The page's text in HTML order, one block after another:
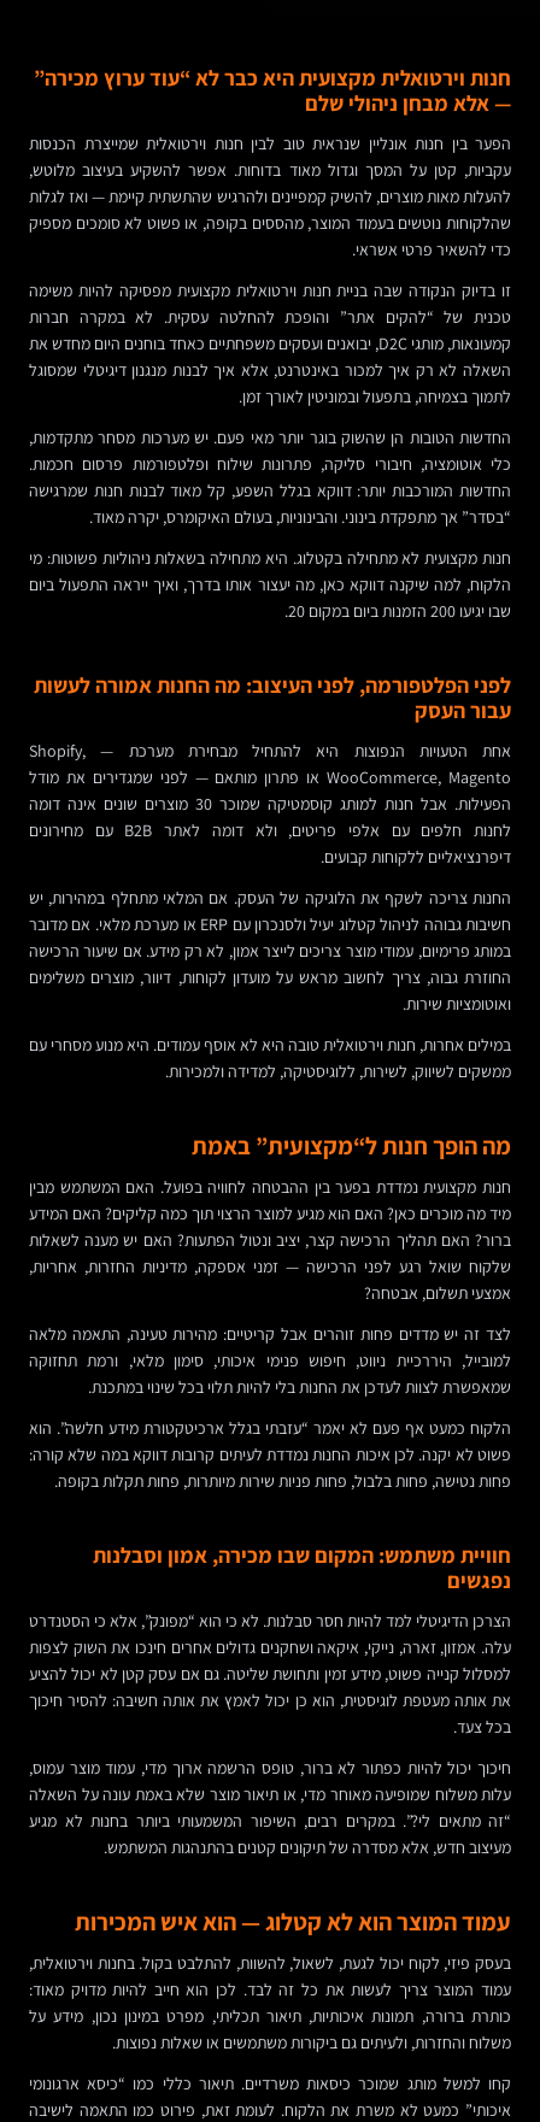
חנות וירטואלית מקצועית היא כבר לא “עוד ערוץ מכירה”
— אלא מבחן ניהולי שלם
הפער בין חנות אונליין שנראית טוב לבין חנות וירטואלית שמייצרת הכנסות
עקביות, קטן על המסך וגדול מאוד בדוחות. אפשר להשקיע בעיצוב מלוטש,
להעלות מאות מוצרים, להשיק קמפיינים ולהרגיש שהתשתית קיימת — ואז לגלות
שהלקוחות נוטשים בעמוד המוצר, מהססים בקופה, או פשוט לא סומכים מספיק
כדי להשאיר פרטי אשראי.
זו בדיוק הנקודה שבה בניית חנות וירטואלית מקצועית מפסיקה להיות משימה
טכנית של “להקים אתר” והופכת להחלטה עסקית. לא במקרה חברות
קמעונאות, מותגי D2C, יבואנים ועסקים משפחתיים כאחד בוחנים היום מחדש את
השאלה לא רק איך למכור באינטרנט, אלא איך לבנות מנגנון דיגיטלי שמסוגל
לתמוך בצמיחה, בתפעול ובמוניטין לאורך זמן.
החדשות הטובות הן שהשוק בוגר יותר מאי פעם. יש מערכות מסחר מתקדמות,
כלי אוטומציה, חיבורי סליקה, פתרונות שילוח ופלטפורמות פרסום חכמות.
החדשות המורכבות יותר: דווקא בגלל השפע, קל מאוד לבנות חנות שמרגישה
“בסדר” אך מתפקדת בינוני. והבינוניות, בעולם האיקומרס, יקרה מאוד.
חנות מקצועית לא מתחילה בקטלוג. היא מתחילה בשאלות ניהוליות פשוטות: מי
הלקוח, למה שיקנה דווקא כאן, מה יעצור אותו בדרך, ואיך ייראה התפעול ביום
שבו יגיעו 200 הזמנות ביום במקום 20.
לפני הפלטפורמה, לפני העיצוב: מה החנות אמורה לעשות
עבור העסק
אחת הטעויות הנפוצות היא להתחיל מבחירת מערכת — Shopify,
WooCommerce, Magento או פתרון מותאם — לפני שמגדירים את מודל
הפעילות. אבל חנות למותג קוסמטיקה שמוכר 30 מוצרים שונים אינה דומה
לחנות חלפים עם אלפי פריטים, ולא דומה לאתר B2B עם מחירונים
דיפרנציאליים ללקוחות קבועים.
החנות צריכה לשקף את הלוגיקה של העסק. אם המלאי מתחלף במהירות, יש
חשיבות גבוהה לניהול קטלוג יעיל ולסנכרון עם ERP או מערכת מלאי. אם מדובר
במותג פרימיום, עמודי מוצר צריכים לייצר אמון, לא רק מידע. אם שיעור הרכישה
החוזרת גבוה, צריך לחשוב מראש על מועדון לקוחות, דיוור, מוצרים משלימים
ואוטומציות שירות.
במילים אחרות, חנות וירטואלית טובה היא לא אוסף עמודים. היא מנוע מסחרי עם
ממשקים לשיווק, לשירות, ללוגיסטיקה, למדידה ולמכירות.
מה הופך חנות ל“מקצועית” באמת
חנות מקצועית נמדדת בפער בין ההבטחה לחוויה בפועל. האם המשתמש מבין
מיד מה מוכרים כאן? האם הוא מגיע למוצר הרצוי תוך כמה קליקים? האם המידע
ברור? האם תהליך הרכישה קצר, יציב ונטול הפתעות? האם יש מענה לשאלות
שלקוח שואל רגע לפני הרכישה — זמני אספקה, מדיניות החזרות, אחריות,
אמצעי תשלום, אבטחה?
לצד זה יש מדדים פחות זוהרים אבל קריטיים: מהירות טעינה, התאמה מלאה
למובייל, היררכיית ניווט, חיפוש פנימי איכותי, סימון מלאי, ורמת תחזוקה
שמאפשרת לצוות לעדכן את החנות בלי להיות תלוי בכל שינוי במתכנת.
הלקוח כמעט אף פעם לא יאמר “עזבתי בגלל ארכיטקטורת מידע חלשה”. הוא
פשוט לא יקנה. לכן איכות החנות נמדדת לעיתים קרובות דווקא במה שלא קורה:
פחות נטישה, פחות בלבול, פחות פניות שירות מיותרות, פחות תקלות בקופה.
חוויית משתמש: המקום שבו מכירה, אמון וסבלנות
נפגשים
הצרכן הדיגיטלי למד להיות חסר סבלנות. לא כי הוא “מפונק”, אלא כי הסטנדרט
עלה. אמזון, זארה, נייקי, איקאה ושחקנים גדולים אחרים חינכו את השוק לצפות
למסלול קנייה פשוט, מידע זמין ותחושת שליטה. גם אם עסק קטן לא יכול להציע
את אותה מעטפת לוגיסטית, הוא כן יכול לאמץ את אותה חשיבה: להסיר חיכוך
בכל צעד.
חיכוך יכול להיות כפתור לא ברור, טופס הרשמה ארוך מדי, עמוד מוצר עמוס,
עלות משלוח שמופיעה מאוחר מדי, או תיאור מוצר שלא באמת עונה על השאלה
“זה מתאים לי?”. במקרים רבים, השיפור המשמעותי ביותר בחנות לא מגיע
מעיצוב חדש, אלא מסדרה של תיקונים קטנים בהתנהגות המשתמש.
עמוד המוצר הוא לא קטלוג — הוא איש המכירות
בעסק פיזי, לקוח יכול לגעת, לשאול, להשוות, להתלבט בקול. בחנות וירטואלית,
עמוד המוצר צריך לעשות את כל זה לבד. לכן הוא חייב להיות מדויק מאוד:
כותרת ברורה, תמונות איכותיות, תיאור תכליתי, מפרט במינון נכון, מידע על
משלוח והחזרות, ולעיתים גם ביקורות משתמשים או שאלות נפוצות.
קחו למשל מותג שמוכר כיסאות משרדיים. תיאור כללי כמו “כיסא ארגונומי
איכותי” כמעט לא משרת את הלקוח. לעומת זאת, פירוט כמו התאמה לישיבה